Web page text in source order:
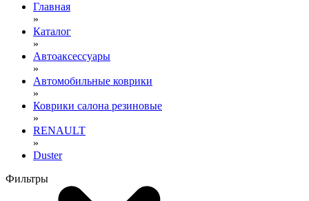
Главная
»
Каталог
»
Автоаксессуары
»
Автомобильные коврики
»
Коврики салона резиновые
»
RENAULT
»
Duster
Фильтры